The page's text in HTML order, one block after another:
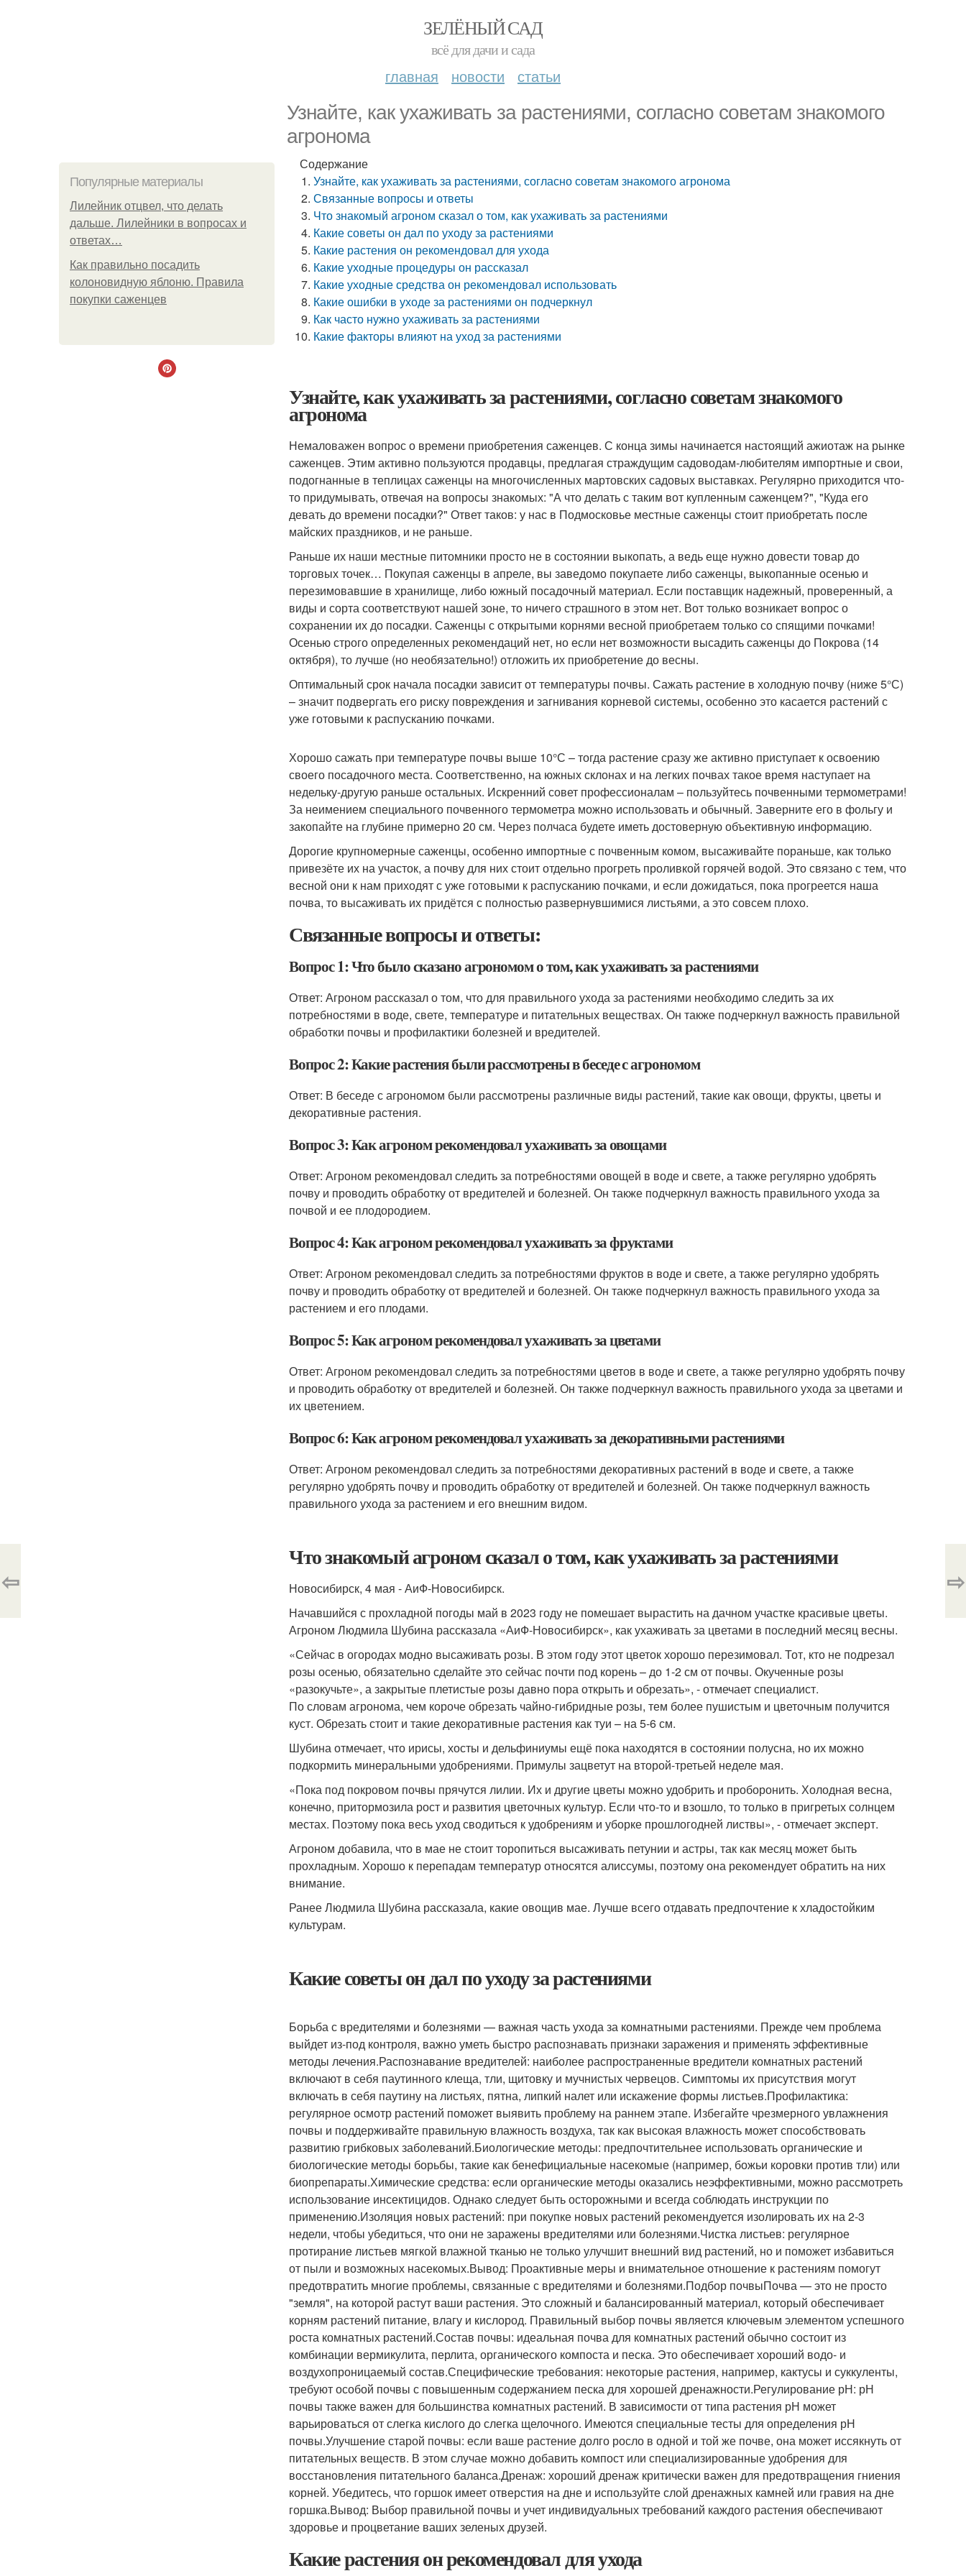
ЗЕЛЁНЫЙ САД
всё для дачи и сада
главная новости статьи
Узнайте, как ухаживать за растениями, согласно советам знакомого
агронома
Популярные материалы
Лилейник отцвел, что делать
дальше. Лилейники в вопросах и
ответах…
Как правильно посадить
колоновидную яблоню. Правила
покупки саженцев
Содержание
Узнайте, как ухаживать за растениями, согласно советам знакомого агронома
Связанные вопросы и ответы
Что знакомый агроном сказал о том, как ухаживать за растениями
Какие советы он дал по уходу за растениями
Какие растения он рекомендовал для ухода
Какие уходные процедуры он рассказал
Какие уходные средства он рекомендовал использовать
Какие ошибки в уходе за растениями он подчеркнул
Как часто нужно ухаживать за растениями
Какие факторы влияют на уход за растениями
Узнайте, как ухаживать за растениями, согласно советам знакомого
агронома
Немаловажен вопрос о времени приобретения саженцев. С конца зимы начинается настоящий ажиотаж на рынке
саженцев. Этим активно пользуются продавцы, предлагая страждущим садоводам-любителям импортные и свои,
подогнанные в теплицах саженцы на многочисленных мартовских садовых выставках. Регулярно приходится что-
то придумывать, отвечая на вопросы знакомых: "А что делать с таким вот купленным саженцем?", "Куда его
девать до времени посадки?" Ответ таков: у нас в Подмосковье местные саженцы стоит приобретать после
майских праздников, и не раньше.
Раньше их наши местные питомники просто не в состоянии выкопать, а ведь еще нужно довести товар до
торговых точек… Покупая саженцы в апреле, вы заведомо покупаете либо саженцы, выкопанные осенью и
перезимовавшие в хранилище, либо южный посадочный материал. Если поставщик надежный, проверенный, а
виды и сорта соответствуют нашей зоне, то ничего страшного в этом нет. Вот только возникает вопрос о
сохранении их до посадки. Саженцы с открытыми корнями весной приобретаем только со спящими почками!
Осенью строго определенных рекомендаций нет, но если нет возможности высадить саженцы до Покрова (14
октября), то лучше (но необязательно!) отложить их приобретение до весны.
Оптимальный срок начала посадки зависит от температуры почвы. Сажать растение в холодную почву (ниже 5°С)
– значит подвергать его риску повреждения и загнивания корневой системы, особенно это касается растений с
уже готовыми к распусканию почками.
Хорошо сажать при температуре почвы выше 10°С – тогда растение сразу же активно приступает к освоению
своего посадочного места. Соответственно, на южных склонах и на легких почвах такое время наступает на
недельку-другую раньше остальных. Искренний совет профессионалам – пользуйтесь почвенными термометрами!
За неимением специального почвенного термометра можно использовать и обычный. Заверните его в фольгу и
закопайте на глубине примерно 20 см. Через полчаса будете иметь достоверную объективную информацию.
Дорогие крупномерные саженцы, особенно импортные с почвенным комом, высаживайте пораньше, как только
привезёте их на участок, а почву для них стоит отдельно прогреть проливкой горячей водой. Это связано с тем, что
весной они к нам приходят с уже готовыми к распусканию почками, и если дожидаться, пока прогреется наша
почва, то высаживать их придётся с полностью развернувшимися листьями, а это совсем плохо.
Связанные вопросы и ответы:
Вопрос 1: Что было сказано агрономом о том, как ухаживать за растениями
Ответ: Агроном рассказал о том, что для правильного ухода за растениями необходимо следить за их
потребностями в воде, свете, температуре и питательных веществах. Он также подчеркнул важность правильной
обработки почвы и профилактики болезней и вредителей.
Вопрос 2: Какие растения были рассмотрены в беседе с агрономом
Ответ: В беседе с агрономом были рассмотрены различные виды растений, такие как овощи, фрукты, цветы и
декоративные растения.
Вопрос 3: Как агроном рекомендовал ухаживать за овощами
Ответ: Агроном рекомендовал следить за потребностями овощей в воде и свете, а также регулярно удобрять
почву и проводить обработку от вредителей и болезней. Он также подчеркнул важность правильного ухода за
почвой и ее плодородием.
Вопрос 4: Как агроном рекомендовал ухаживать за фруктами
Ответ: Агроном рекомендовал следить за потребностями фруктов в воде и свете, а также регулярно удобрять
почву и проводить обработку от вредителей и болезней. Он также подчеркнул важность правильного ухода за
растением и его плодами.
Вопрос 5: Как агроном рекомендовал ухаживать за цветами
Ответ: Агроном рекомендовал следить за потребностями цветов в воде и свете, а также регулярно удобрять почву
и проводить обработку от вредителей и болезней. Он также подчеркнул важность правильного ухода за цветами и
их цветением.
Вопрос 6: Как агроном рекомендовал ухаживать за декоративными растениями
Ответ: Агроном рекомендовал следить за потребностями декоративных растений в воде и свете, а также
регулярно удобрять почву и проводить обработку от вредителей и болезней. Он также подчеркнул важность
правильного ухода за растением и его внешним видом.
Что знакомый агроном сказал о том, как ухаживать за растениями
Новосибирск, 4 мая - АиФ-Новосибирск.
Начавшийся с прохладной погоды май в 2023 году не помешает вырастить на дачном участке красивые цветы.
Агроном Людмила Шубина рассказала «АиФ-Новосибирск», как ухаживать за цветами в последний месяц весны.
«Сейчас в огородах модно высаживать розы. В этом году этот цветок хорошо перезимовал. Тот, кто не подрезал
розы осенью, обязательно сделайте это сейчас почти под корень – до 1-2 см от почвы. Окученные розы
«разокучьте», а закрытые плетистые розы давно пора открыть и обрезать», - отмечает специалист.
По словам агронома, чем короче обрезать чайно-гибридные розы, тем более пушистым и цветочным получится
куст. Обрезать стоит и такие декоративные растения как туи – на 5-6 см.
Шубина отмечает, что ирисы, хосты и дельфиниумы ещё пока находятся в состоянии полусна, но их можно
подкормить минеральными удобрениями. Примулы зацветут на второй-третьей неделе мая.
«Пока под покровом почвы прячутся лилии. Их и другие цветы можно удобрить и проборонить. Холодная весна,
конечно, притормозила рост и развития цветочных культур. Если что-то и взошло, то только в пригретых солнцем
местах. Поэтому пока весь уход сводиться к удобрениям и уборке прошлогодней листвы», - отмечает эксперт.
Агроном добавила, что в мае не стоит торопиться высаживать петунии и астры, так как месяц может быть
прохладным. Хорошо к перепадам температур относятся алиссумы, поэтому она рекомендует обратить на них
внимание.
Ранее Людмила Шубина рассказала, какие овощив мае. Лучше всего отдавать предпочтение к хладостойким
культурам.
Какие советы он дал по уходу за растениями
Борьба с вредителями и болезнями — важная часть ухода за комнатными растениями. Прежде чем проблема
выйдет из-под контроля, важно уметь быстро распознавать признаки заражения и применять эффективные
методы лечения.Распознавание вредителей: наиболее распространенные вредители комнатных растений
включают в себя паутинного клеща, тли, щитовку и мучнистых червецов. Симптомы их присутствия могут
включать в себя паутину на листьях, пятна, липкий налет или искажение формы листьев.Профилактика:
регулярное осмотр растений поможет выявить проблему на раннем этапе. Избегайте чрезмерного увлажнения
почвы и поддерживайте правильную влажность воздуха, так как высокая влажность может способствовать
развитию грибковых заболеваний.Биологические методы: предпочтительнее использовать органические и
биологические методы борьбы, такие как бенефициальные насекомые (например, божьи коровки против тли) или
биопрепараты.Химические средства: если органические методы оказались неэффективными, можно рассмотреть
использование инсектицидов. Однако следует быть осторожными и всегда соблюдать инструкции по
применению.Изоляция новых растений: при покупке новых растений рекомендуется изолировать их на 2-3
недели, чтобы убедиться, что они не заражены вредителями или болезнями.Чистка листьев: регулярное
протирание листьев мягкой влажной тканью не только улучшит внешний вид растений, но и поможет избавиться
от пыли и возможных насекомых.Вывод: Проактивные меры и внимательное отношение к растениям помогут
предотвратить многие проблемы, связанные с вредителями и болезнями.Подбор почвыПочва — это не просто
"земля", на которой растут ваши растения. Это сложный и балансированный материал, который обеспечивает
корням растений питание, влагу и кислород. Правильный выбор почвы является ключевым элементом успешного
роста комнатных растений.Состав почвы: идеальная почва для комнатных растений обычно состоит из
комбинации вермикулита, перлита, органического компоста и песка. Это обеспечивает хороший водо- и
воздухопроницаемый состав.Специфические требования: некоторые растения, например, кактусы и суккуленты,
требуют особой почвы с повышенным содержанием песка для хорошей дренажности.Регулирование рН: рН
почвы также важен для большинства комнатных растений. В зависимости от типа растения рН может
варьироваться от слегка кислого до слегка щелочного. Имеются специальные тесты для определения рН
почвы.Улучшение старой почвы: если ваше растение долго росло в одной и той же почве, она может иссякнуть от
питательных веществ. В этом случае можно добавить компост или специализированные удобрения для
восстановления питательного баланса.Дренаж: хороший дренаж критически важен для предотвращения гниения
корней. Убедитесь, что горшок имеет отверстия на дне и используйте слой дренажных камней или гравия на дне
горшка.Вывод: Выбор правильной почвы и учет индивидуальных требований каждого растения обеспечивают
здоровье и процветание ваших зеленых друзей.
Какие растения он рекомендовал для ухода
⇦ ⇨